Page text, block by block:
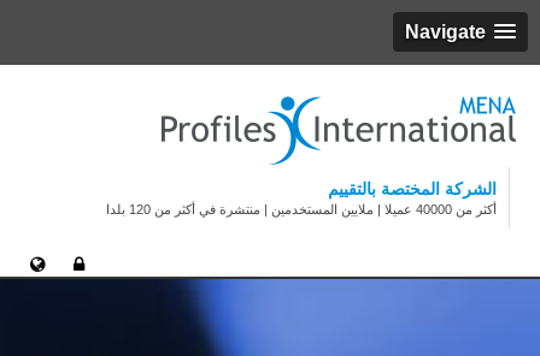
Navigate
الشركة المختصة بالتقييم
أكثر من 40000 عميلا | ملايين المستخدمين | منتشرة في أكثر من 120 بلدا